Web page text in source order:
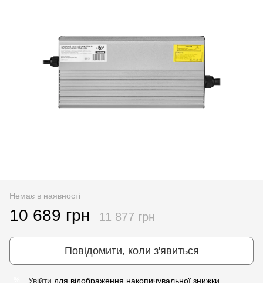
Немає в наявності
10 689 грн 11 877 грн
Повідомити, коли з'явиться
Увійти для відображення накопичувальної знижки